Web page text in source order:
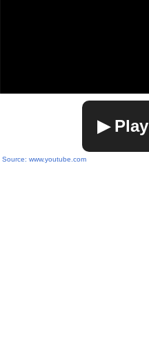
▶ Play
Source: www.youtube.com